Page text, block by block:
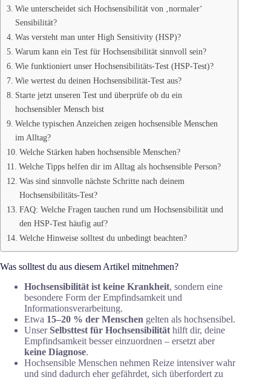
Wie unterscheidet sich Hochsensibilität von ‚normaler‘
Sensibilität?
Was versteht man unter High Sensitivity (HSP)?
Warum kann ein Test für Hochsensibilität sinnvoll sein?
Wie funktioniert unser Hochsensibilitäts-Test (HSP-Test)?
Wie wertest du deinen Hochsensibilität-Test aus?
Starte jetzt unseren Test und überprüfe ob du ein
hochsensibler Mensch bist
Welche typischen Anzeichen zeigen hochsensible Menschen
im Alltag?
Welche Stärken haben hochsensible Menschen?
Welche Tipps helfen dir im Alltag als hochsensible Person?
Was sind sinnvolle nächste Schritte nach deinem
Hochsensibilitäts-Test?
FAQ: Welche Fragen tauchen rund um Hochsensibilität und
den HSP-Test häufig auf?
Welche Hinweise solltest du unbedingt beachten?
Was solltest du aus diesem Artikel mitnehmen?
Hochsensibilität ist keine Krankheit, sondern eine
besondere Form der Empfindsamkeit und
Informationsverarbeitung.
Etwa 15–20 % der Menschen gelten als hochsensibel.
UnserSelbsttest für Hochsensibilität hilft dir, deine
Empfindsamkeit besser einzuordnen – ersetzt aber
keine Diagnose.
Hochsensible Menschen nehmen Reize intensiver wahr
und sind dadurch eher gefährdet, sich überfordert zu